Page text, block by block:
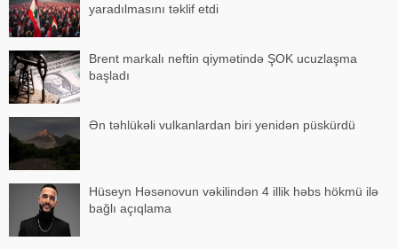
yaradılmasını təklif etdi
Brent markalı neftin qiymətində ŞOK ucuzlaşma
başladı
Ən təhlükəli vulkanlardan biri yenidən püskürdü
Hüseyn Həsənovun vəkilindən 4 illik həbs hökmü ilə
bağlı açıqlama